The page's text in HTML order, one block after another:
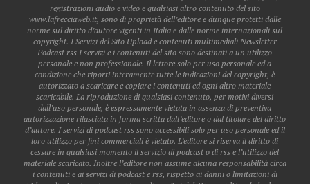
registrazioni audio e video e qualsiasi altro contenuto del sito
www.lafrecciaweb.it, sono di proprietà dell’editore e dunque protetti dalle
norme sul diritto d’autore vigenti in Italia e dalle norme internazionali sul
copyright. I Servizi del Sito Upload e contenuti multimediali Newsletter
Podcast rss I servizi e i contenuti del sito sono destinati a un utilizzo
personale e non professionale. Il lettore solo per uso personale ed a
condizione che riporti interamente tutte le indicazioni del copyright, è
autorizzato a scaricare e copiare i contenuti ed ogni altro materiale
scaricabile. La riproduzione di qualsiasi contenuto, per motivi diversi
dall’uso personale, è espressamente vietata in assenza di preventiva
autorizzazione rilasciata in forma scritta dall’editore o dal titolare del diritto
d’autore. I servizi di podcast rss sono accessibili solo per uso personale ed il
loro utilizzo per fini commerciali è vietato. L’editore si riserva il diritto di
cessare in qualsiasi momento il servizio di podcast o di rss e l’utilizzo del
materiale scaricato. Inoltre l’editore non assume alcuna responsabilità circa
i contenuti e ai servizi di podcast e rss, rispetto ai danni o limitazioni di